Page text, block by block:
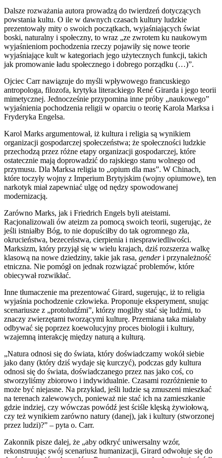
Dalsze rozważania autora prowadzą do twierdzeń dotyczących
powstania kultu. O ile w dawnych czasach kultury ludzkie
prezentowały mity o swoich początkach, wyjaśniających świat
boski, naturalny i społeczny, to wraz „ze zwrotem ku naukowym
wyjaśnieniom pochodzenia rzeczy pojawiły się nowe teorie
wyjaśniające kult w kategoriach jego użytecznych funkcji, takich
jak promowanie ładu społecznego i dobrego porządku (…)”.
Ojciec Carr nawiązuje do myśli wpływowego francuskiego
antropologa, filozofa, krytyka literackiego René Girarda i jego teorii
mimetycznej. Jednocześnie przypomina inne próby „naukowego”
wyjaśnienia pochodzenia religii w oparciu o teorię Karola Marksa i
Fryderyka Engelsa.
Karol Marks argumentował, iż kultura i religia są wynikiem
organizacji gospodarczej społeczeństwa; że społeczności ludzkie
przechodzą przez różne etapy organizacji gospodarczej, które
ostatecznie mają doprowadzić do rajskiego stanu wolnego od
przymusu. Dla Marksa religia to „opium dla mas”. W Chinach,
które toczyły wojny z Imperium Brytyjskim (wojny opiumowe), ten
narkotyk miał zapewniać ulgę od nędzy spowodowanej
modernizacją.
Zarówno Marks, jak i Friedrich Engels byli ateistami.
Racjonalizowali ów ateizm za pomocą swoich teorii, sugerując, że
jeśli istniałby Bóg, to nie dopuściłby do tak ogromnego zła,
okrucieństwa, bezeceństwa, cierpienia i niesprawiedliwości.
Marksizm, który przyjął się w wielu krajach, dziś rozszerza walkę
klasową na nowe dziedziny, takie jak rasa, genderi przynależność
etniczna. Nie pomógł on jednak rozwiązać problemów, które
obiecywał rozwikłać.
Inne tłumaczenie ma prezentować Girard, sugerując, iż to religia
wyjaśnia pochodzenie człowieka. Proponuje eksperyment, snując
scenariusze z „protoludźmi”, którzy mogliby stać się ludźmi, to
znaczy zwierzętami tworzącymi kulturę. Przemiana taka miałaby
odbywać się poprzez koewolucyjny proces biologii i kultury,
wzajemną interakcję między naturą a kulturą.
„Natura odnosi się do świata, który doświadczamy wokół siebie
jako dany (który dziś wydaje się kurczyć), podczas gdy kultura
odnosi się do świata, doświadczanego przez nas jako coś, co
stworzyliśmy zbiorowo i indywidualnie. Czasami rozróżnienie to
może być niejasne. Na przykład, jeśli ludzie są zmuszeni mieszkać
na terenach zalewowych, ponieważ nie stać ich na zamieszkanie
gdzie indziej, czy wówczas powódź jest ściśle klęską żywiołową,
czy też wynikiem zarówno natury (danej), jak i kultury (stworzonej
przez ludzi)?” – pyta o. Carr.
Zakonnik pisze dalej, że „aby odkryć uniwersalny wzór,
rekonstruując swój scenariusz humanizacji, Girard odwołuje się do